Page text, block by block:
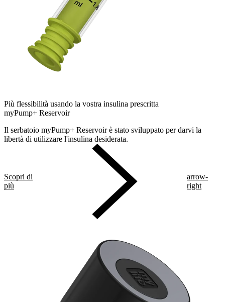
Più flessibilità usando la vostra insulina prescritta
myPump+ Reservoir
Il serbatoio myPump+ Reservoir è stato sviluppato per darvi la
libertà di utilizzare l'insulina desiderata.
Scopri di
più
arrow-
right